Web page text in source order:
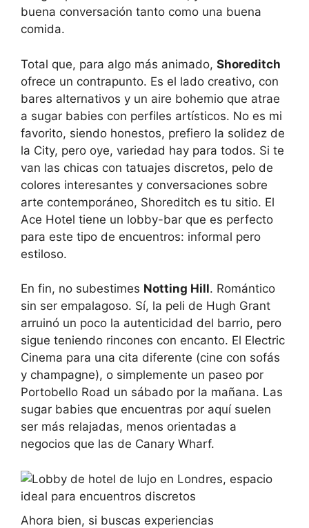
buena conversación tanto como una buena
comida.
Total que, para algo más animado, Shoreditch
ofrece un contrapunto. Es el lado creativo, con
bares alternativos y un aire bohemio que atrae
a sugar babies con perfiles artísticos. No es mi
favorito, siendo honestos, prefiero la solidez de
la City, pero oye, variedad hay para todos. Si te
van las chicas con tatuajes discretos, pelo de
colores interesantes y conversaciones sobre
arte contemporáneo, Shoreditch es tu sitio. El
Ace Hotel tiene un lobby-bar que es perfecto
para este tipo de encuentros: informal pero
estiloso.
En fin, no subestimes Notting Hill. Romántico
sin ser empalagoso. Sí, la peli de Hugh Grant
arruinó un poco la autenticidad del barrio, pero
sigue teniendo rincones con encanto. El Electric
Cinema para una cita diferente (cine con sofás
y champagne), o simplemente un paseo por
Portobello Road un sábado por la mañana. Las
sugar babies que encuentras por aquí suelen
ser más relajadas, menos orientadas a
negocios que las de Canary Wharf.
Ahora bien, si buscas experiencias